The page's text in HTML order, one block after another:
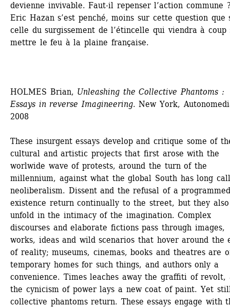
devienne invivable. Faut-il repenser l’action commune
Eric Hazan s’est penché, moins sur cette question que
celle du surgissement de l’étincelle qui viendra à coup
mettre le feu à la plaine française.
HOLMES Brian, Unleashing the Collective Phantoms :
Essays in reverse Imagineering. New York,
2008
These insurgent essays develop and critique some of
cultural and artistic projects that first arose with the
worlwide wave of protests, around the turn of the
millennium, against what the global South has long
neoliberalism. Dissent and the refusal of a
existence return continually to the street, but they also
unfold in the intimacy of the imagination. Complex
discourses and elaborate fictions pass through images,
works, ideas and wild scenarios that hover around the
of reality; museums, cinemas, books and theatres are
temporary homes for such things, and authors only a
convenience. Times leaches away the graffiti of revolt,
the cynicism of power lays a new coat of paint. Yet
collective phantoms return. These essays engage with